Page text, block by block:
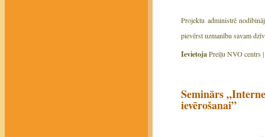
Projektu administrē
pievērst uzmanību savam
IevietojaPreiļu NVO centrs |
Seminārs
ievērošanai”